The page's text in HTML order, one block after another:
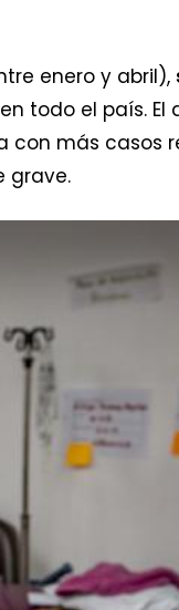
enero y abril),
todo el país.
con más casos
grave.